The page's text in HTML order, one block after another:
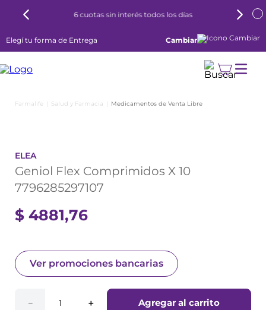
6 cuotas sin interés todos los días
Elegí tu forma de Entrega Cambiar
Salud y Farmacia Medicamentos de Venta Libre
ELEA
Geniol Flex Comprimidos X 10
7796285297107
$ 4881,76
Ver promociones bancarias
＋
－ Agregar al carrito